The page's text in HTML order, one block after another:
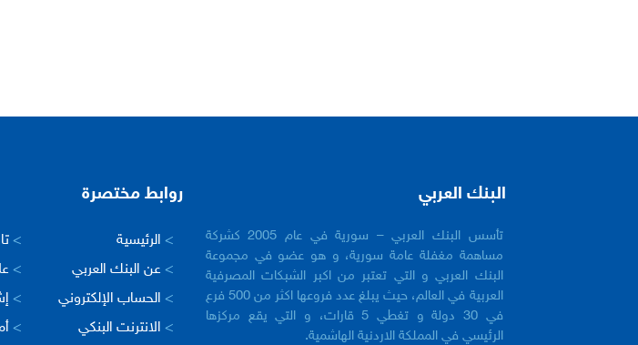
البنك العربي
تأسس البنك العربي – سورية في عام 2005 كشركة
مساهمة مغفلة عامة سورية، و هو عضو في مجموعة
البنك العربي و التي تعتبر من اكبر الشبكات المصرفية
العربية في العالم، حيث يبلغ عدد فروعها اكثر من 500 فرع
في 30 دولة و تغطي 5 قارات، و التي يقع مركزها
الرئيسي في المملكة الاردنية الهاشمية.
روابط مختصرة
> الرئيسية >
> عن البنك العربي >
> الحساب الإلكتروني >
> الانترنت البنكي >